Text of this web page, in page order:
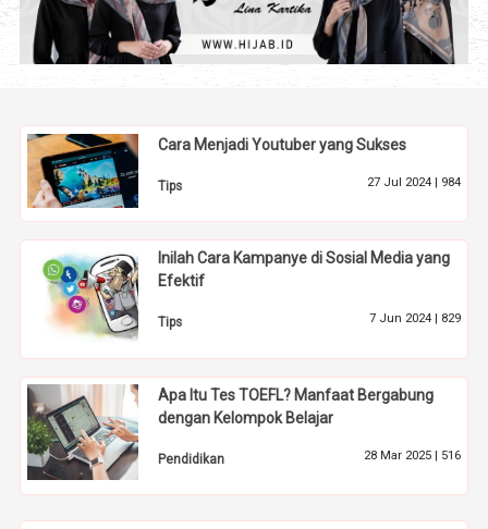
Cara Menjadi Youtuber yang Sukses
Tips 27 Jul 2024 | 984
Inilah Cara Kampanye di Sosial Media yang
Efektif
Tips 7 Jun 2024 | 829
Apa Itu Tes TOEFL? Manfaat Bergabung
dengan Kelompok Belajar
Pendidikan 28 Mar 2025 | 516